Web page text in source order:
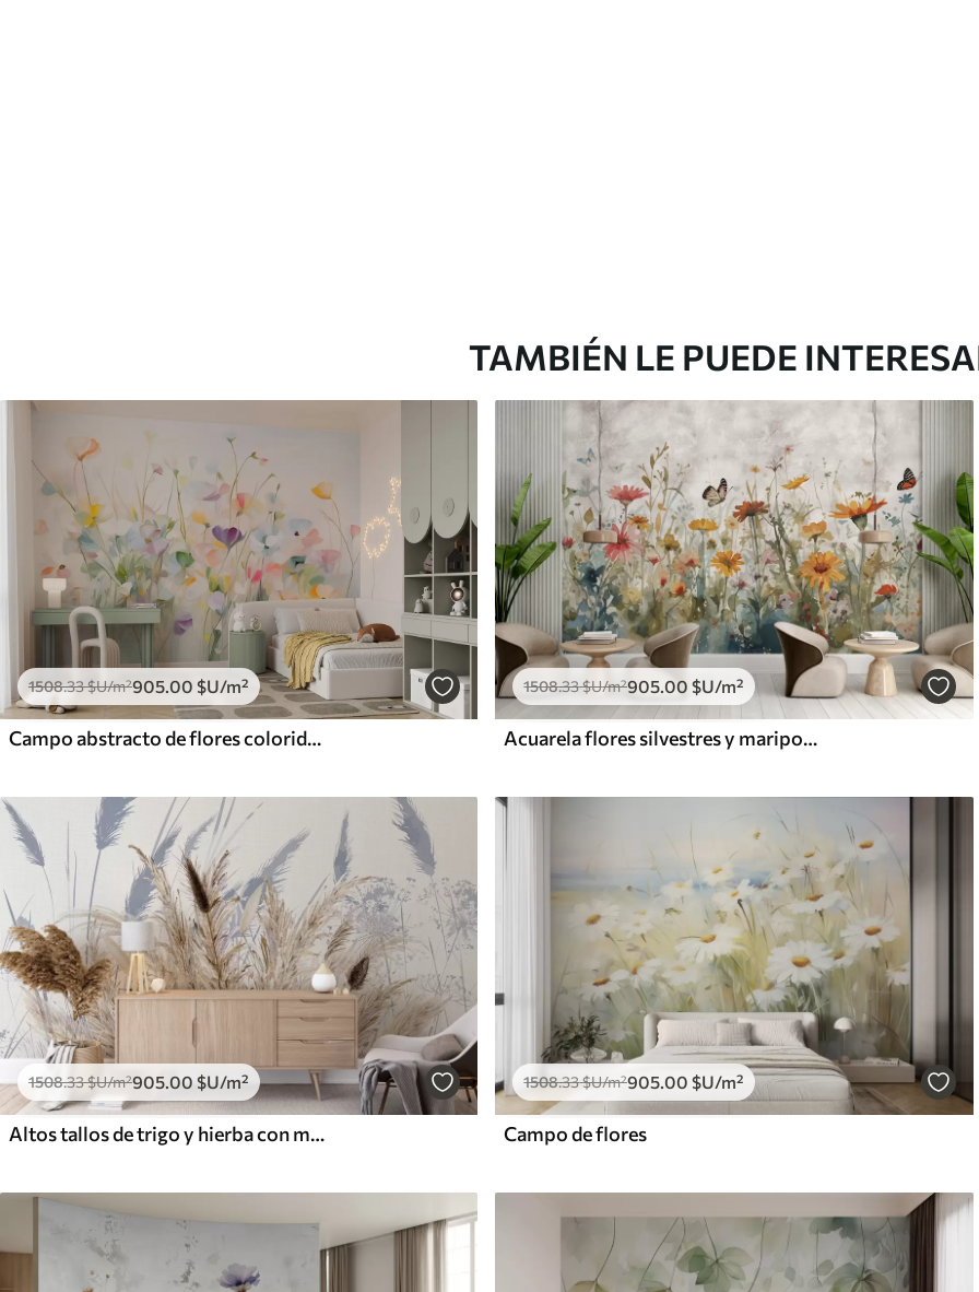
TAMBIÉN LE PUEDE
1508.33$U/m²905 .00 $U/m²
Campo abstracto de flores coloridas con tallos largos y hojas verdes, texturizado, colores pastel y claros
1508.33$U/m²905 .00 $U/m²
Acuarela flores silvestres y mariposas
1508.33$U/m²905.00 $U/m²
Altos tallos de trigo y hierba con mullidos penachos blancos sobre un fondo claro
1508.33$U/m²905.00 $U/m²
Campo de flores